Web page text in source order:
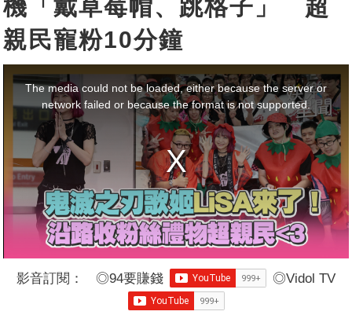
機「戴草莓帽、跳格子」 超
親民寵粉10分鐘
The media could not be loaded, either because the server or
network failed or because the format is not supported.
影音訂閱： ◎94要賺錢 ◎Vidol TV